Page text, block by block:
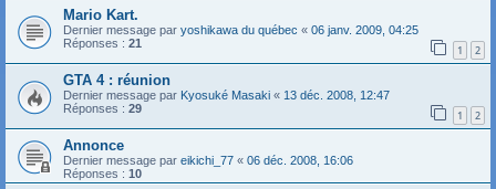
Mario Kart.
Dernier message par yoshikawa du québec « 06 janv. 2009, 04:25
Réponses : 21 1 2
GTA 4 : réunion
Dernier message par Kyosuké Masaki « 13 déc. 2008, 12:47
Réponses : 29 1 2
Annonce
Dernier message par eikichi_77 « 06 déc. 2008, 16:06
Réponses : 10